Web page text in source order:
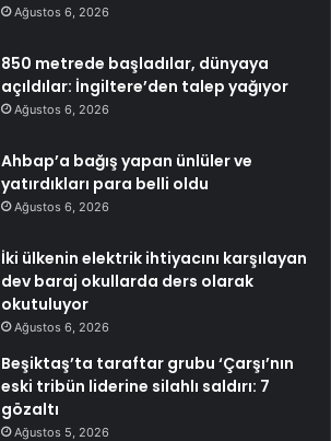
Ağustos 6, 2026
850 metrede başladılar, dünyaya
açıldılar: İngiltere’den talep yağıyor
Ağustos 6, 2026
Ahbap’a bağış yapan ünlüler ve
yatırdıkları para belli oldu
Ağustos 6, 2026
İki ülkenin elektrik ihtiyacını karşılayan
dev baraj okullarda ders olarak
okutuluyor
Ağustos 6, 2026
Beşiktaş’ta taraftar grubu ‘Çarşı’nın
eski tribün liderine silahlı saldırı: 7
gözaltı
Ağustos 5, 2026